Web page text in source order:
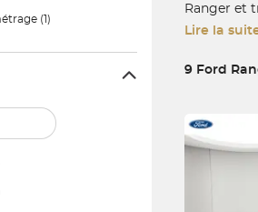
(1)
Ranger et
Lire la
9 Ford